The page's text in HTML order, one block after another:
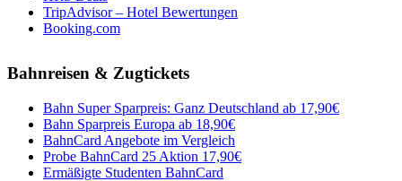
TripAdvisor – Hotel Bewertungen
Booking.com
Bahnreisen & Zugtickets
Bahn Super Sparpreis: Ganz Deutschland ab 17,90€
Bahn Sparpreis Europa ab 18,90€
BahnCard Angebote im Vergleich
Probe BahnCard 25 Aktion 17,90€
Ermäßigte Studenten BahnCard